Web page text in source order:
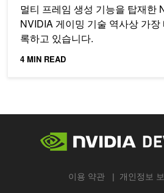
멀티 프레임 생성 기능을 탑재한
NVIDIA 게이밍 기술 역사상 가장
록하고 있습니다.
4 MIN READ
이용 약관 개인정보